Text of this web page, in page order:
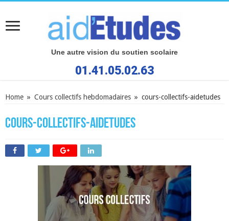
Une autre vision du soutien scolaire
01.41.05.02.63
Home » Cours collectifs hebdomadaires » cours-collectifs-aidetudes
cours-collectifs-aidetudes